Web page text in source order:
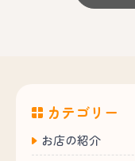
カテゴリー
お店の紹介